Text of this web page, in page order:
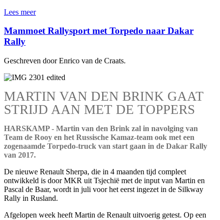
Lees meer
Mammoet Rallysport met Torpedo naar Dakar
Rally
Geschreven door Enrico van de Craats.
MARTIN VAN DEN BRINK GAAT
STRIJD AAN MET DE TOPPERS
HARSKAMP - Martin van den Brink zal in navolging van
Team de Rooy en het Russische Kamaz-team ook met een
zogenaamde Torpedo-truck van start gaan in de Dakar Rally
van 2017.
De nieuwe Renault Sherpa, die in 4 maanden tijd compleet
ontwikkeld is door MKR uit Tsjechië met de input van Martin en
Pascal de Baar, wordt in juli voor het eerst ingezet in de Silkway
Rally in Rusland.
Afgelopen week heeft Martin de Renault uitvoerig getest. Op een